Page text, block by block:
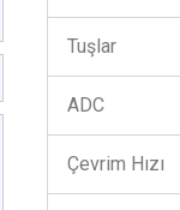
Tuşlar
ADC
Çevrim Hızı